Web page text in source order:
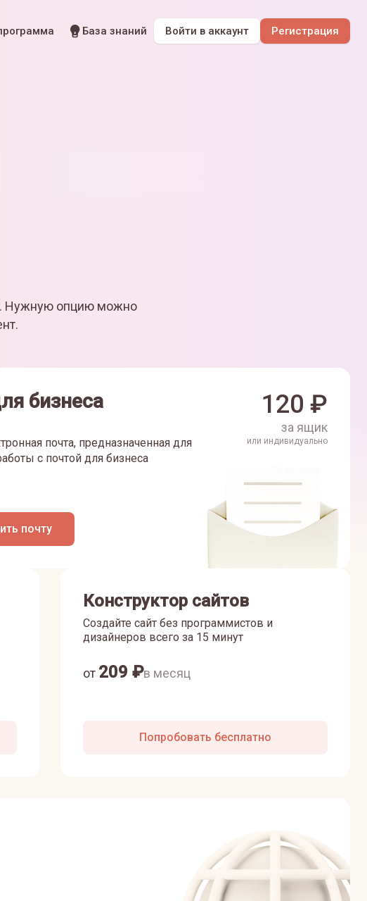
База знаний Войти в аккаунт Регистрация
Нужную опцию можно
бизнеса
почта, предназначенная для
с почтой для бизнеса
почту
120 ₽
за ящик
или индивидуально
Конструктор сайтов
Создайте сайт без программистов и
дизайнеров всего за 15 минут
от 209 ₽в месяц
Попробовать бесплатно